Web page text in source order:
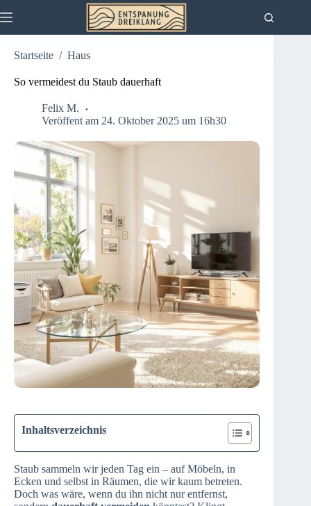
Inhalt
Startseite / Haus
So vermeidest du Staub dauerhaft
Felix M.
Veröffent am 24. Oktober 2025 um 16h30
Inhaltsverzeichnis
Staub sammeln wir jeden Tag ein – auf Möbeln, in
Ecken und selbst in Räumen, die wir kaum betreten.
Doch was wäre, wenn du ihn nicht nur entfernst,